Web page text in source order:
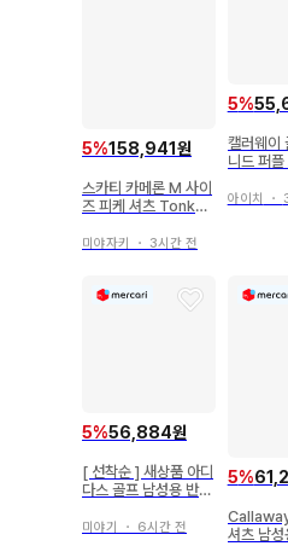
5%158,941원
스카티 카메론 M 사이
즈 피케 셔츠 Tonky
미야자키 ・ 3시간 전
5%
캘러웨이
니드 퍼
아이치 ・
5%56,884원
[ 선착순 ] 새상품 아디
다스 골프 남성용 반팔
미야기 ・ 6시간 전
5%
Callaway
셔츠 남성